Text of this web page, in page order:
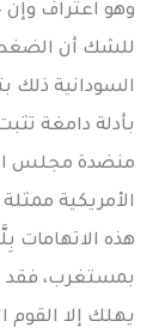
وهو اعترافٌ وإن
للشك أن الضغط
السودانية ذلك
بأدلة دامغة
منضدة مجلس
الأمريكية
هذه الاتهامات
بمستغرب، فقد
يهلك إلا القوم